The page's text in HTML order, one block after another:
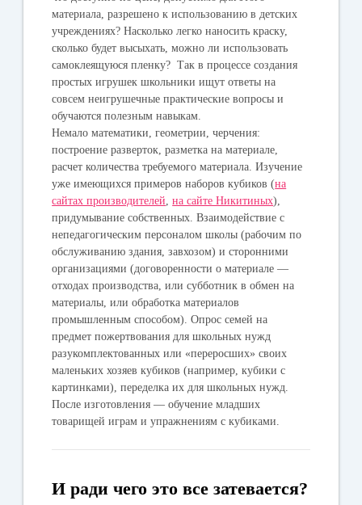
материала, разрешено к использованию в детских
учреждениях? Насколько легко наносить краску,
сколько будет высыхать, можно ли использовать
самоклеящуюся пленку? Так в процессе создания
простых игрушек школьники ищут ответы на
совсем неигрушечные практические вопросы и
обучаются полезным навыкам.
Немало математики, геометрии, черчения:
построение разверток, разметка на материале,
расчет количества требуемого материала. Изучение
уже имеющихся примеров наборов кубиков (на
сайтах производителей,на сайте Никитиных),
придумывание собственных. Взаимодействие с
непедагогическим персоналом школы (рабочим по
обслуживанию здания, завхозом) и сторонними
организациями (договоренности о материале —
отходах производства, или субботник в обмен на
материалы, или обработка материалов
промышленным способом). Опрос семей на
предмет пожертвования для школьных нужд
разукомплектованных или «переросших» своих
маленьких хозяев кубиков (например, кубики с
картинками), переделка их для школьных нужд.
После изготовления — обучение младших
товарищей играм и упражнениям с кубиками.
И ради чего это все затевается?